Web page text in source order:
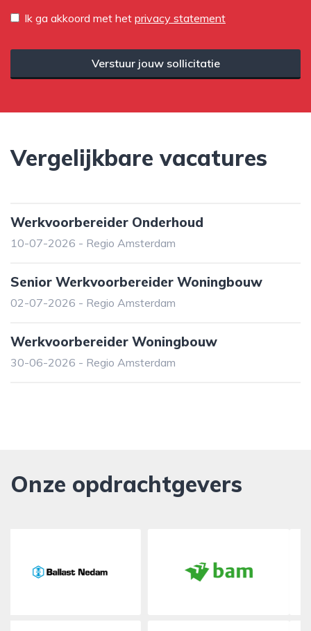
Ik ga akkoord met het privacy statement
Verstuur jouw sollicitatie
Vergelijkbare vacatures
Werkvoorbereider Onderhoud
10-07-2026 - Regio Amsterdam
Senior Werkvoorbereider Woningbouw
02-07-2026 - Regio Amsterdam
Werkvoorbereider Woningbouw
30-06-2026 - Regio Amsterdam
Onze opdrachtgevers